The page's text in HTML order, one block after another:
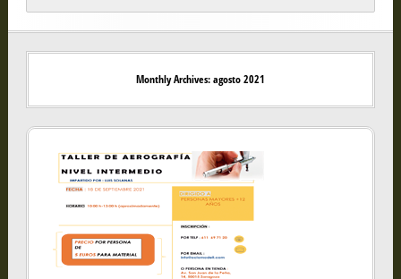
Monthly Archives: agosto 2021